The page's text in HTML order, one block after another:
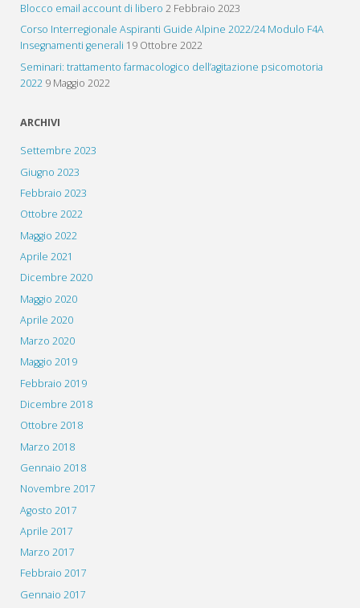
Blocco email account di libero 2 Febbraio 2023
Corso Interregionale Aspiranti Guide Alpine 2022/24 Modulo F4A
Insegnamenti generali 19 Ottobre 2022
Seminari: trattamento farmacologico dell’agitazione psicomotoria
2022 9 Maggio 2022
ARCHIVI
Settembre 2023
Giugno 2023
Febbraio 2023
Ottobre 2022
Maggio 2022
Aprile 2021
Dicembre 2020
Maggio 2020
Aprile 2020
Marzo 2020
Maggio 2019
Febbraio 2019
Dicembre 2018
Ottobre 2018
Marzo 2018
Gennaio 2018
Novembre 2017
Agosto 2017
Aprile 2017
Marzo 2017
Febbraio 2017
Gennaio 2017